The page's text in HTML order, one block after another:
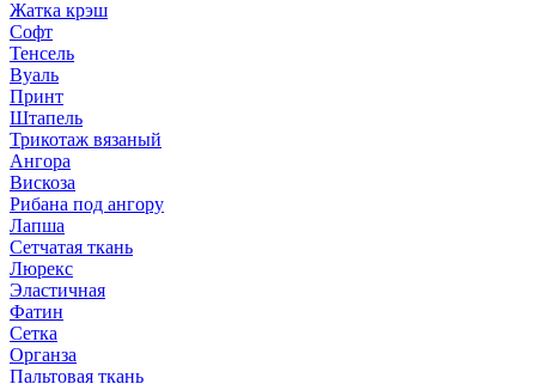
Жатка крэш
Софт
Тенсель
Вуаль
Принт
Штапель
Трикотаж вязаный
Ангора
Вискоза
Рибана под ангору
Лапша
Сетчатая ткань
Люрекс
Эластичная
Фатин
Сетка
Органза
Пальтовая ткань